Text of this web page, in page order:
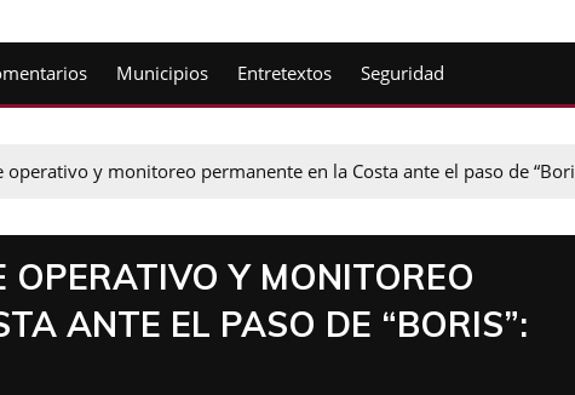
Municipios Entretextos Seguridad
y monitoreo permanente en la Costa ante el paso de
OPERATIVO Y MONITOREO
ANTE EL PASO DE “BORIS”: